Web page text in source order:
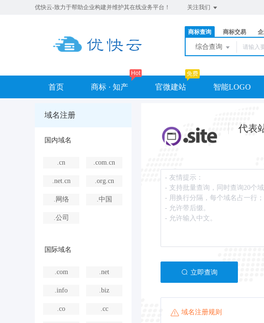
优快云-致力于帮助企业构建并维护其在线业务平台！ 关注我们
商标查询 商标交易
综合查询
首页 商标 · 知产
Hot
官微建站
免费
智能LOGO
域名注册
国内域名
.cn .com.cn
.net.cn .org.cn
.网络 .中国
.公司
国际域名
.com .net
.info .biz
.co .cc
代表
立即查询
域名注册规则